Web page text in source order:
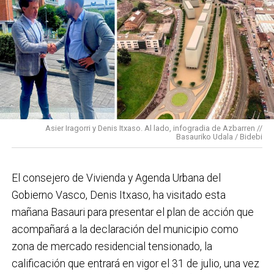
vecinas de esa zona y que simboliza muy bien el
Basauri por el que trabajamos: más accesible, más
conectado y pensado para todas las personas.
En cuanto a nuestras áreas, estos tres años han dado
para mucho. En Medio Ambiente destacaría el
impulso para la creación de huertos urbanos,la
elaboración del Plan General de Actuación Energética,
el Plan de Acción contra el Ruido y la instalación de
régimen de autoconsumo, que hacen de Basauri un
municipio más sostenible y preparado para el futuro.
En ese sentido, estamos trabajando en acciones de
clima y energía, entre las que destacan el diseño de
una red de refugios climáticos, junto con un Plan de
Actuación ante Episodios de Altas Temperaturas,
Asier Iragorri y Denis Itxaso. Al lado, infogradia de Azbarren //
Basauriko Udala / Bidebi
El consejero de Vivienda y Agenda Urbana del
Gobierno Vasco, Denis Itxaso, ha visitado esta
mañana Basauri para presentar el plan de acción que
acompañará a la declaración del municipio como
zona de mercado residencial tensionado, la
calificación que entrará en vigor el 31 de julio, una vez